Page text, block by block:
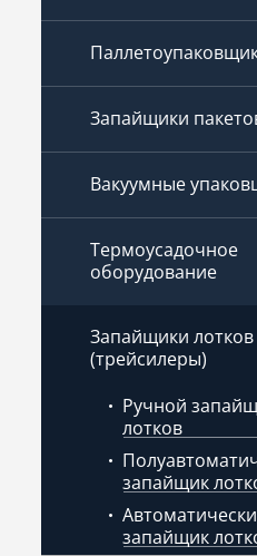
Запайщики
Вакуумные
Термоусадочное
оборудование
Запайщики лотков
(трейсилеры)
Ручной
лотков
запайщик
запайщик